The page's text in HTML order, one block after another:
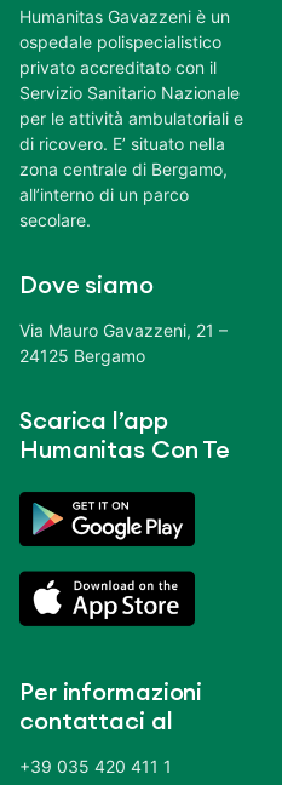
Humanitas Gavazzeni è un
ospedale polispecialistico
privato accreditato con il
Servizio Sanitario Nazionale
per le attività ambulatoriali e
di ricovero. E’ situato nella
zona centrale di Bergamo,
all’interno di un parco
secolare.
Dove siamo
Via Mauro Gavazzeni, 21 –
24125 Bergamo
Scarica l’app
Humanitas Con Te
Per informazioni
contattaci al
+39 035 420 411 1